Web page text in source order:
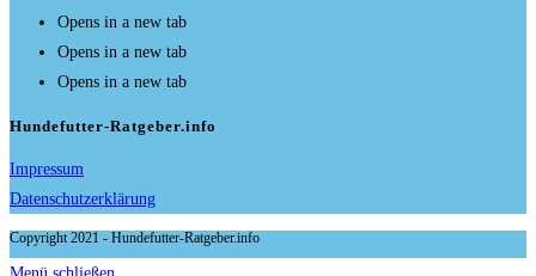
Opens in a new tab
Opens in a new tab
Opens in a new tab
Hundefutter-Ratgeber.info
Impressum
Datenschutzerklärung
Copyright 2021 - Hundefutter-Ratgeber.info